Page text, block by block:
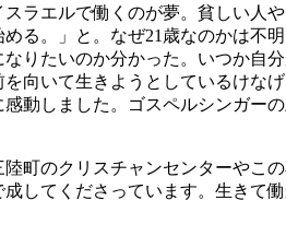
ラエルで働くのが夢。貧しい人
る。」と。なぜ21歳なのかは不
りたいのか分かった。いつか自
向いて生きようとしているけな
動しました。ゴスペルシンガー
町のクリスチャンセンターやこ
してくださっています。生きて